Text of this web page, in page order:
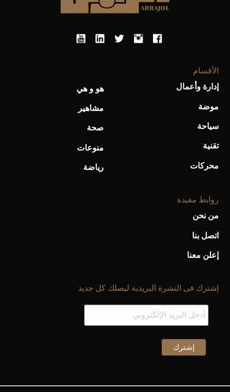
الأقسام
إدارة وأعمال
موضة
سياحة
تقنية
محركات
هو و هي
مشاهير
صحة
منوعات
رياضة
روابط مفيدة
من نحن
اتصل بنا
إعلن معنا
إشترك فى النشرة البريدية ليصلك كل جديد